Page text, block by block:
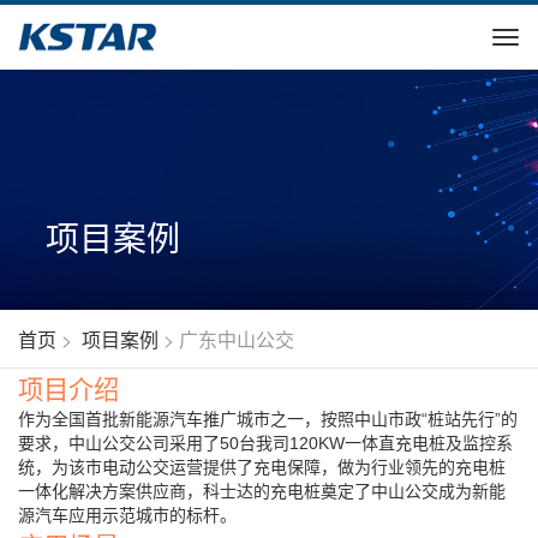
项目案例
首页 > 项目案例 > 广东中山公交
项目介绍
作为全国首批新能源汽车推广城市之一，按照中山市政“桩站先行”的
要求，中山公交公司采用了50台我司120KW一体直充电桩及监控系
统， 为该市电动公交运营提供了充电保障，做为行业领先的充电桩
一体化解决方案供应商，科士达的充电桩奠定了中山公交成为新能
源汽车应用示范城市的标杆。